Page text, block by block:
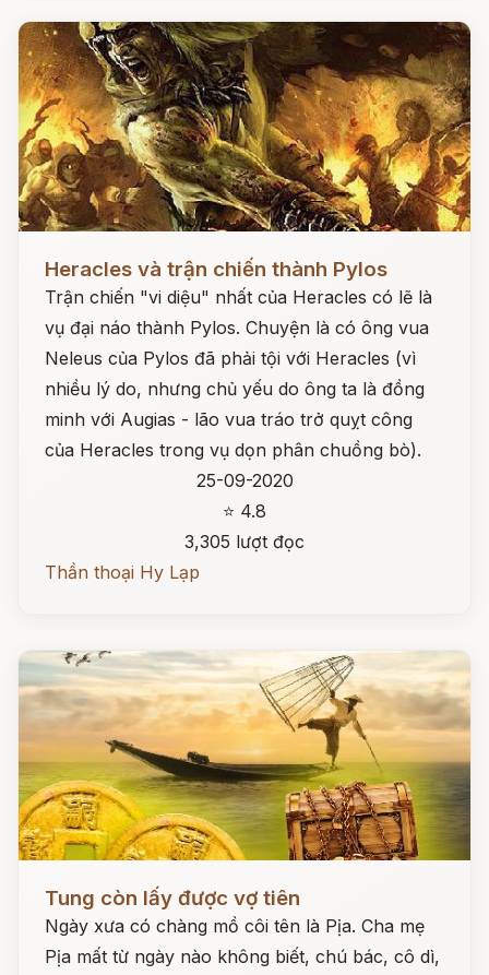
Heracles và trận chiến thành Pylos
Trận chiến "vi diệu" nhất của Heracles có lẽ là
vụ đại náo thành Pylos. Chuyện là có ông vua
Neleus của Pylos đã phải tội với Heracles (vì
nhiều lý do, nhưng chủ yếu do ông ta là đồng
minh với Augias - lão vua tráo trở quỵt công
của Heracles trong vụ dọn phân chuồng bò).
25-09-2020
⭐ 4.8
3,305 lượt đọc
Thần thoại Hy Lạp
Tung còn lấy được vợ tiên
Ngày xưa có chàng mồ côi tên là Pịa. Cha mẹ
Pịa mất từ ngày nào không biết, chú bác, cô dì,